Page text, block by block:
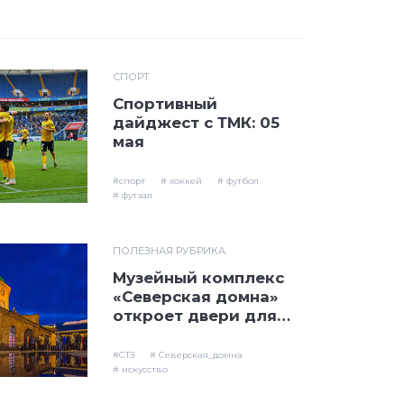
СПОРТ
Спортивный
дайджест с ТМК: 05
мая
#спорт # хоккей
# футбол
# футзал
ПОЛЕЗНАЯ РУБРИКА
Музейный комплекс
«Северская домна»
откроет двери для
музеев»
#СТЗ
# Северская_домна
# искусство